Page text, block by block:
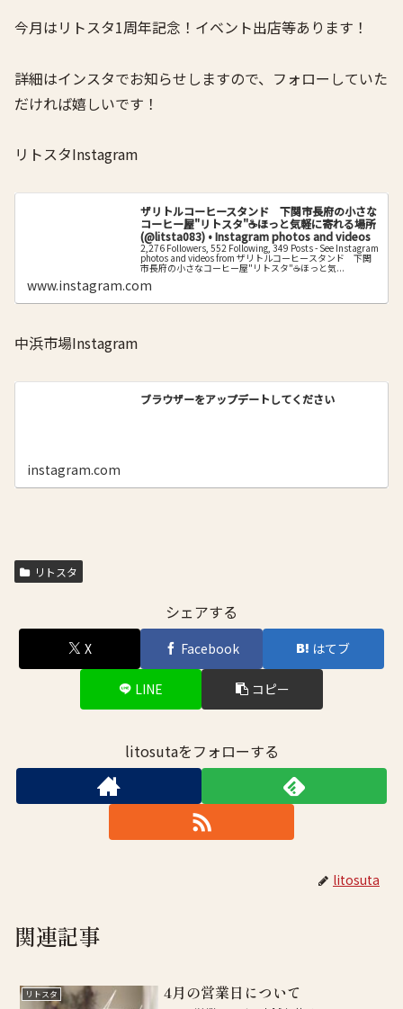
今月はリトスタ1周年記念！イベント出店等あります！
詳細はインスタでお知らせしますので、フォローしていた
だければ嬉しいです！
リトスタInstagram
ザリトルコーヒースタンド 下関市長府の小さな
コーヒー屋"リトスタ"☕️ほっと気軽に寄れる場所
(@litsta083) • Instagram photos and videos
2,276 Followers, 552 Following, 349 Posts - See Instagram
photos and videos from ザリトルコーヒースタンド 下関
市長府の小さなコーヒー屋"リトスタ"☕️ほっと気...
www.instagram.com
中浜市場Instagram
ブラウザーをアップデートしてください
instagram.com
リトスタ
シェアする
X Facebook はてブ
LINE コピー
litosutaをフォローする
litosuta
関連記事
リトスタ 4月の営業日について